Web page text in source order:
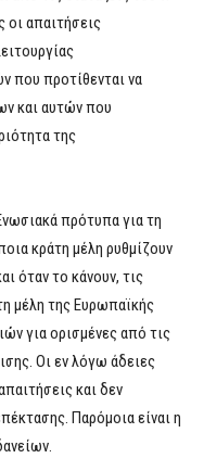
απαιτήσεις
που προτίθενται να
και αυτών που
της
πρότυπα για τη
κράτη μέλη ρυθμίζουν
όταν το κάνουν, τις
μέλη της Ευρωπαϊκής
για ορισμένες από τις
Οι εν λόγω άδειες
και δεν
Παρόμοια είναι η